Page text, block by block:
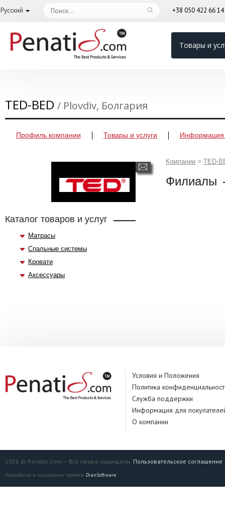
Русский +38 050 422 66 14
Товары и
TED-BED / Plovdiv, Болгария
Профиль компании Товары и услуги Информация
Каталог товаров и услуг
Матрасы
Спальные системы
Кровати
Аксессуары
Компании > TED-
Филиалы
Условия и Положения
Политика
Служба поддержки
Информация для
О компании
2026 © Penatis.com — Все права защищены. Пользовательское соглашение
Разработка и поддержка проекта: DianSoftware